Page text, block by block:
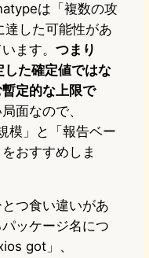
は「複数の攻
した可能性があ
ます。 つまり
た確定値ではな
定的な上限で
面なので、
模」と「報告ベー
おすすめしま
つ食い違いがあ
ッケージ名につ
got」、